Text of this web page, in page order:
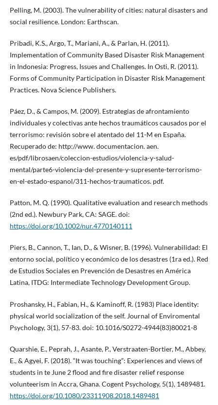
Pelling, M. (2003). The vulnerability of cities: natural disasters and
social resilience. London: Earthscan.
Pribadi, K.S., Argo, T., Mariani, A., & Parlan, H. (2011).
Implementation of Community Based Disaster Risk Management
in Indonesia: Progress, Issues and Challenges. In Osti, R. (2011).
Forms of Community Participation in Disaster Risk Management
Practices. Nova Science Publishers.
Páez, D., & Campos, M. (2009). Estrategias de afrontamiento
individuales y colectivas ante hechos traumáticos causados por el
terrorismo: revisión sobre el atentado del 11-M en España.
Recuperado de: http://www. documentacion. aen.
es/pdf/librosaen/coleccion-estudios/violencia-y-salud-
mental/parte6-violencia-del-presente-y-supresente-terrorismo-
en-el-estado-espanol/311-hechos-traumaticos. pdf.
Patton, M. Q. (1990). Qualitative evaluation and research methods
(2nd ed.). Newbury Park, CA: SAGE. doi:
https://doi.org/10.1002/nur.4770140111
Piers, B., Cannon, T., Ian, D., & Wisner, B. (1996). Vulnerabilidad: El
entorno social, político y económico de los desastres (1ra ed.). Red
de Estudios Sociales en Prevención de Desastres en América
Latina, ITDG: Intermediate Technology Development Group.
Proshansky, H., Fabian, H., & Kaminoff, R. (1983) Place identity:
physical world socialization of the self. Journal of Enviromental
Psychology, 3(1), 57-83. doi: 10.1016/S0272-4944(83)80021-8
Quarshie, E., Peprah, J., Asante, P., Verstraaten-Bortier, M., Abbey,
E., & Agyei, F. (2018). “It was touching”: Experiences and views of
students in te June 2 flood and fire disaster relief response
volunteerism in Accra, Ghana. Cogent Psychology, 5(1), 1489481.
https://doi.org/10.1080/23311908.2018.1489481